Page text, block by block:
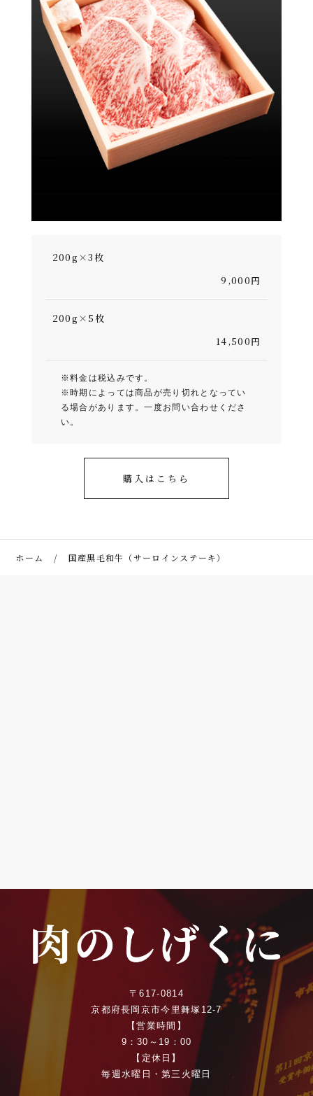
200g×3枚
9,000円
200g×5枚
14,500円
※料金は税込みです。
※時期によっては商品が売り切れとなってい
る場合があります。一度お問い合わせくださ
い。
購入はこちら
ホーム 国産黒毛和牛 （サーロインステーキ）
〒617-0814
京都府長岡京市今里舞塚12-7
【営業時間】
9：30～19：00
【定休日】
毎週水曜日・第三火曜日